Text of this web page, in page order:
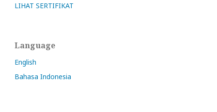
LIHAT SERTIFIKAT
Language
English
Bahasa Indonesia